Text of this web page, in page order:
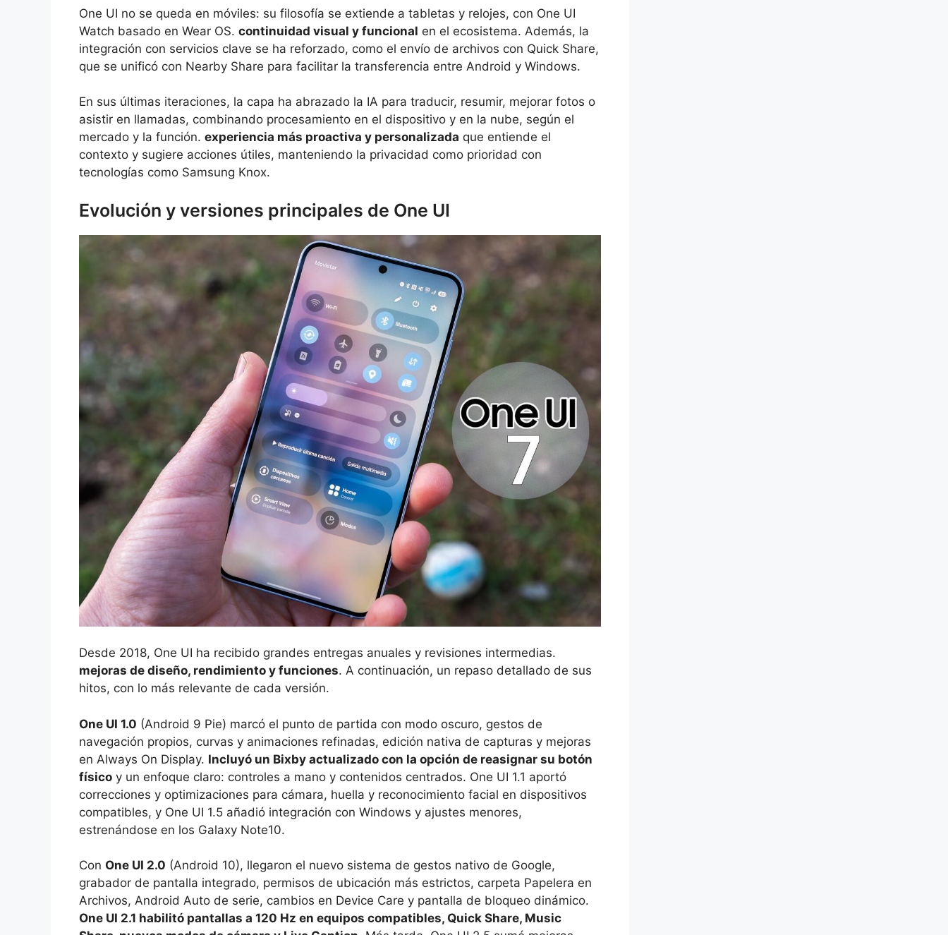
One UI no se queda en móviles: su filosofía se extiende a tabletas y relojes, con One UI
Watch basado en Wear OS. continuidad visual y funcional en el ecosistema. Además, la
integración con servicios clave se ha reforzado, como el envío de archivos con Quick Share,
que se unificó con Nearby Share para facilitar la transferencia entre Android y Windows.
En sus últimas iteraciones, la capa ha abrazado la IA para traducir, resumir, mejorar fotos o
asistir en llamadas, combinando procesamiento en el dispositivo y en la nube, según el
mercado y la función. experiencia más proactiva y personalizada que entiende el
contexto y sugiere acciones útiles, manteniendo la privacidad como prioridad con
tecnologías como Samsung Knox.
Evolución y versiones principales de One UI
Desde 2018, One UI ha recibido grandes entregas anuales y revisiones intermedias.
mejoras de diseño, rendimiento y funciones. A continuación, un repaso detallado de sus
hitos, con lo más relevante de cada versión.
One UI 1.0 (Android 9 Pie) marcó el punto de partida con modo oscuro, gestos de
navegación propios, curvas y animaciones refinadas, edición nativa de capturas y mejoras
en Always On Display. Incluyó un Bixby actualizado con la opción de reasignar su botón
físico y un enfoque claro: controles a mano y contenidos centrados. One UI 1.1 aportó
correcciones y optimizaciones para cámara, huella y reconocimiento facial en dispositivos
compatibles, y One UI 1.5 añadió integración con Windows y ajustes menores,
estrenándose en los Galaxy Note10.
Con One UI 2.0 (Android 10), llegaron el nuevo sistema de gestos nativo de Google,
grabador de pantalla integrado, permisos de ubicación más estrictos, carpeta Papelera en
Archivos, Android Auto de serie, cambios en Device Care y pantalla de bloqueo dinámico.
One UI 2.1 habilitó pantallas a 120 Hz en equipos compatibles, Quick Share, Music